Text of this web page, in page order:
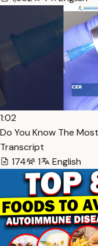
1:02
Do You Know The
Transcript
174
1 English